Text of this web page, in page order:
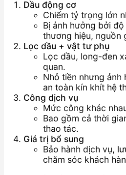
Dầu động cơ
Chiếm tỷ trọng lớn
Bị ảnh hưởng bởi
thương hiệu, nguồn
Lọc dầu + vật tư phụ
Lọc dầu, long-đen
quan.
Nhỏ tiền nhưng
an toàn kín khít hệ
Công dịch vụ
Mức công khác
Bao gồm cả thời
thao tác.
Giá trị bổ sung
Bảo hành dịch vụ,
chăm sóc khách